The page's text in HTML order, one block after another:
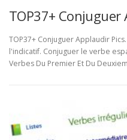
TOP37+ Conjuguer
TOP37+ Conjuguer Applaudir
l'indicatif. Conjuguer le verbe
Verbes Du Premier Et Du